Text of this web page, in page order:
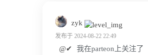
zyk
发布于 2024-08-22 22:49
@✔ 我在parteon上关注了